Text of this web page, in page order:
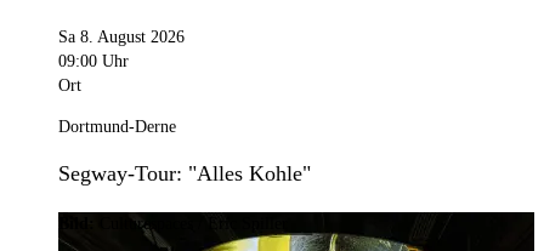
Sa 8. August 2026
09:00 Uhr
Ort
Dortmund-Derne
Segway-Tour: "Alles Kohle"
Culturespaces / Eric Spiller